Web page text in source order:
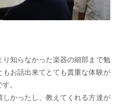
り知らなかった楽器の細部まで勉
お話出来てとても貴重な体験が
。
しかったし、教えてくれる方達が